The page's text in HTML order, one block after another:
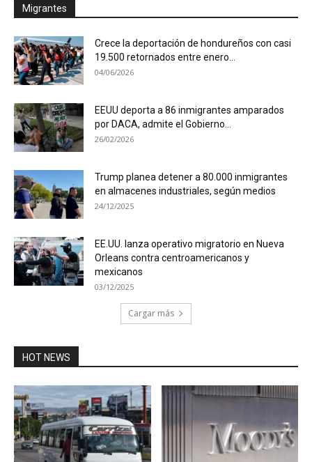
Migrantes
Crece la deportación de hondureños con casi
19.500 retornados entre enero...
04/06/2026
EEUU deporta a 86 inmigrantes amparados
por DACA, admite el Gobierno...
26/02/2026
Trump planea detener a 80.000 inmigrantes
en almacenes industriales, según medios
24/12/2025
EE.UU. lanza operativo migratorio en Nueva
Orleans contra centroamericanos y
mexicanos
03/12/2025
Cargar más
HOT NEWS